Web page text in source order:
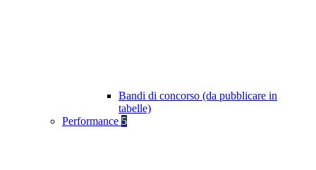
Bandi di concorso (da pubblicare in
tabelle)
Performance 5